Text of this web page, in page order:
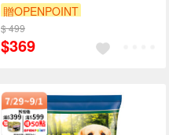
贈OPENPOINT
訂單滿999享95折
$ 499
$369